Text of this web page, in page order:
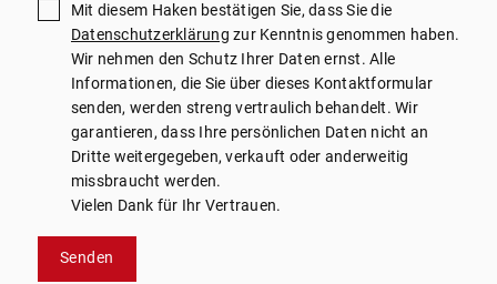
Mit diesem Haken bestätigen Sie, dass Sie die
Datenschutzerklärung zur Kenntnis genommen haben.
Wir nehmen den Schutz Ihrer Daten ernst. Alle
Informationen, die Sie über dieses Kontaktformular
senden, werden streng vertraulich behandelt. Wir
garantieren, dass Ihre persönlichen Daten nicht an
Dritte weitergegeben, verkauft oder anderweitig
missbraucht werden.
Vielen Dank für Ihr Vertrauen.
Senden